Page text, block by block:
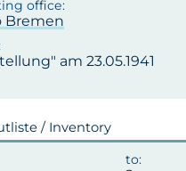
Bremen
am 23.05.1941
/ Inventory